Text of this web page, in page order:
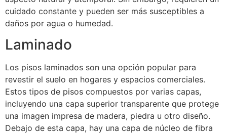
cuidado constante y pueden ser más susceptibles a
daños por agua o humedad.
Laminado
Los pisos laminados son una opción popular para
revestir el suelo en hogares y espacios comerciales.
Estos tipos de pisos compuestos por varias capas,
incluyendo una capa superior transparente que protege
una imagen impresa de madera, piedra u otro diseño.
Debajo de esta capa, hay una capa de núcleo de fibra